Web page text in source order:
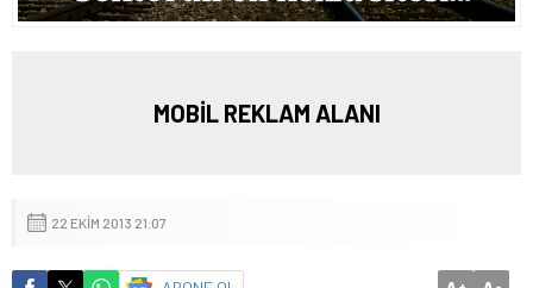
MOBİL REKLAM ALANI
22 EKIM 2013 21:07